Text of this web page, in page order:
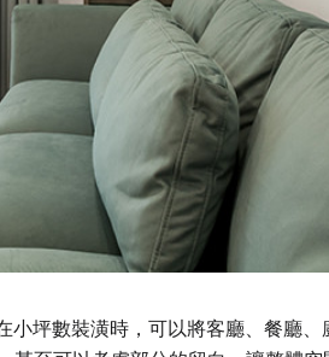
坪數裝潢時，可以將客廳、餐廳